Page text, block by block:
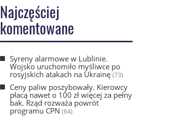
Najczęściej
komentowane
Syreny alarmowe w Lublinie.
Wojsko uruchomiło myśliwce po
rosyjskich atakach na Ukrainę(73)
Ceny paliw poszybowały. Kierowcy
płacą nawet o 100 zł więcej za pełny
bak. Rząd rozważa powrót
programu CPN (64)